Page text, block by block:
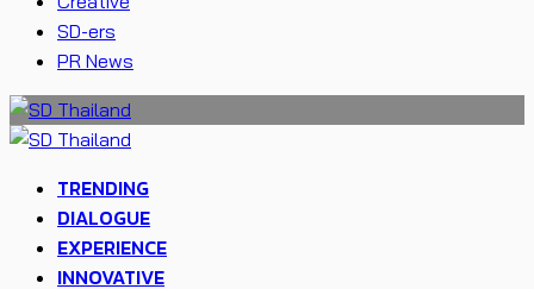
SD-ers
PR News
TRENDING
DIALOGUE
EXPERIENCE
INNOVATIVE